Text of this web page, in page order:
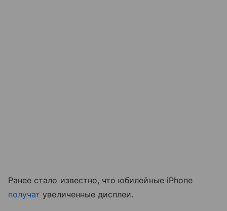
Ранее стало известно, что юбилейные iPhone
получат увеличенные дисплеи.